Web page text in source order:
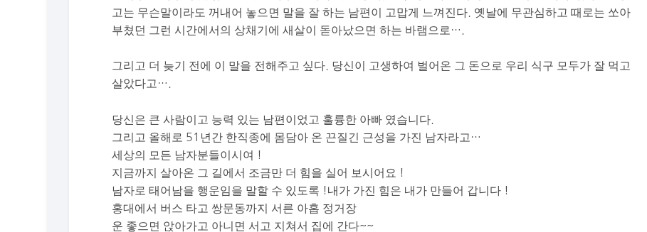
고는 무슨말이라도 꺼내어 놓으면 말을 잘 하는 남편이 고맙게 느껴진다. 옛날에 무관심하고 때로는 쏘아
부쳤던 그런 시간에서의 상채기에 새살이 돋아났으면 하는 바램으로….
그리고 더 늦기 전에 이 말을 전해주고 싶다. 당신이 고생하여 벌어온 그 돈으로 우리 식구 모두가 잘 먹고
살았다고….
당신은 큰 사람이고 능력 있는 남편이었고 훌륭한 아빠 였습니다.
그리고 올해로 51년간 한직종에 몸담아 온 끈질긴 근성을 가진 남자라고…
세상의 모든 남자분들이시여 !
지금까지 살아온 그 길에서 조금만 더 힘을 실어 보시어요 !
남자로 태어남을 행운임을 말할 수 있도록 !내가 가진 힘은 내가 만들어 갑니다 !
홍대에서 버스 타고 쌍문동까지 서른 아홉 정거장
운 좋으면 앉아가고 아니면 서고 지쳐서 집에 간다~~